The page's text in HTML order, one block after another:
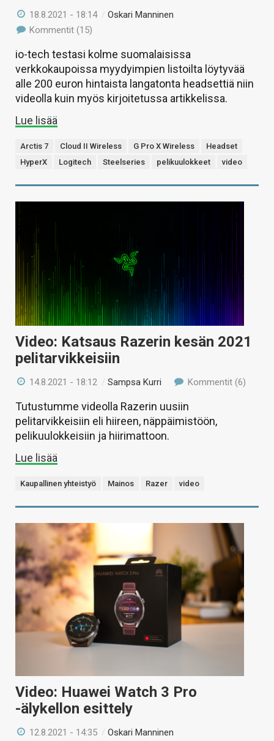
18.8.2021 - 18:14 /Oskari Manninen
Kommentit (15)
io-tech testasi kolme suomalaisissa
verkkokaupoissa myydyimpien listoilta löytyvää
alle 200 euron hintaista langatonta headsettiä niin
videolla kuin myös kirjoitetussa artikkelissa.
Lue lisää
Arctis 7 Cloud II Wireless G Pro X Wireless
Headset
HyperX
Logitech Steelseries pelikuulokkeet video
Video: Katsaus Razerin kesän 2021
pelitarvikkeisiin
14.8.2021 - 18:12 /Sampsa Kurri Kommentit (6)
Tutustumme videolla Razerin uusiin
pelitarvikkeisiin eli hiireen, näppäimistöön,
pelikuulokkeisiin ja hiirimattoon.
Lue lisää
Kaupallinen yhteistyö Mainos Razer video
Video: Huawei Watch 3 Pro
-älykellon esittely
12.8.2021 - 14:35 /Oskari Manninen